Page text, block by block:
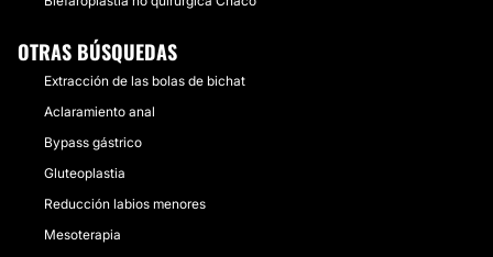
OTRAS BÚSQUEDAS
Extracción de las bolas de bichat
Aclaramiento anal
Bypass gástrico
Gluteoplastia
Reducción labios menores
Mesoterapia